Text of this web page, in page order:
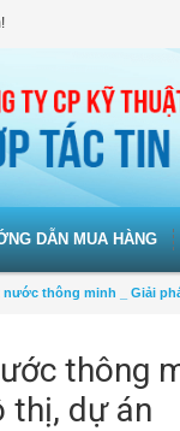
DẪN MUA HÀNG
nước thông minh _ Giải
thông
thị, dự án